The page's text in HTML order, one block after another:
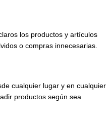
los productos y artículos
o compras innecesarias.
cualquier lugar y en cualquier
productos según sea